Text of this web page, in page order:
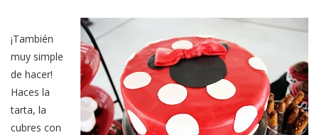
¡También
muy simple
de hacer!
Haces la
tarta, la
cubres con